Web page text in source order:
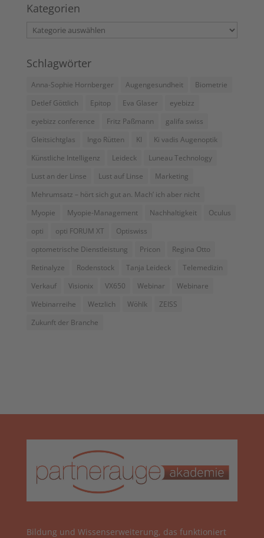
Kategorien
Kategorien
Schlagwörter
Anna-Sophie Hornberger Augengesundheit
Biometrie
Detlef Göttlich
Epitop Eva Glaser
eyebizz
eyebizz conference
Fritz Paßmann
galifa swiss
Gleitsichtglas
Ingo Rütten KI
Ki vadis Augenoptik
Künstliche Intelligenz
Leideck
Luneau Technology
Lust an der Linse
Lust auf Linse
Marketing
Mehrumsatz – hört sich gut an. Mach’ ich aber nicht
Myopie
Myopie-Management Nachhaltigkeit
Oculus
opti
opti FORUM XT
Optiswiss
optometrische Dienstleistung
Pricon
Regina Otto
Retinalyze
Rodenstock Tanja Leideck
Telemedizin
Verkauf
Visionix VX650 Webinar
Webinare
Webinarreihe
Wetzlich Wöhlk
ZEISS
Zukunft der Branche
Bildung und Wissenserweiterung, das funktioniert